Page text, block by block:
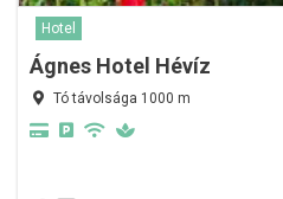
Hotel
Ágnes Hotel Hévíz
Tó távolsága 1000 m